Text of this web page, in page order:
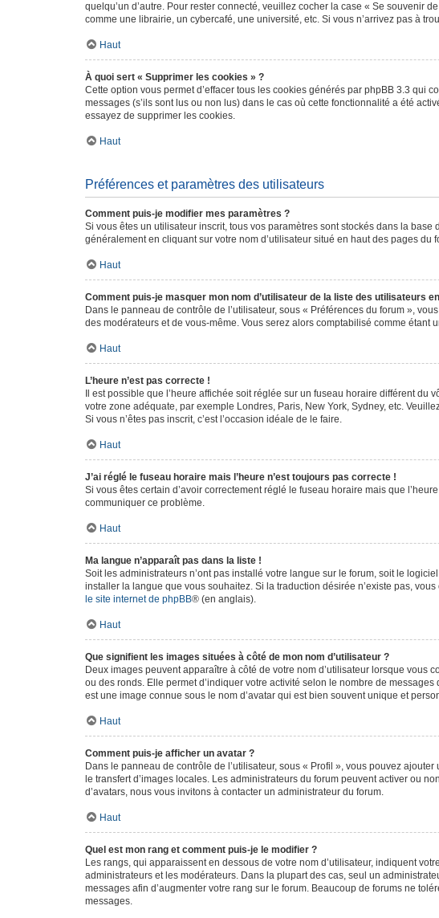
quelqu’un d’autre. Pour rester connecté, veuillez cocher la case « Se souvenir
comme une librairie, un cybercafé, une université, etc. Si vous n’arrivez pas à
Haut
À quoi sert « Supprimer les cookies » ?
Cette option vous permet d’effacer tous les cookies générés par phpBB 3.3 qui
messages (s’ils sont lus ou non lus) dans le cas où cette fonctionnalité a été
essayez de supprimer les cookies.
Haut
Préférences et paramètres des utilisateurs
Comment puis-je modifier mes paramètres ?
Si vous êtes un utilisateur inscrit, tous vos paramètres sont stockés dans la
généralement en cliquant sur votre nom d’utilisateur situé en haut des pages
Haut
Comment puis-je masquer mon nom d’utilisateur de la liste des utilisateurs
Dans le panneau de contrôle de l’utilisateur, sous « Préférences du forum »,
des modérateurs et de vous-même. Vous serez alors comptabilisé comme étant
Haut
L’heure n’est pas correcte !
Il est possible que l’heure affichée soit réglée sur un fuseau horaire différent
votre zone adéquate, par exemple Londres, Paris, New York, Sydney, etc.
Si vous n’êtes pas inscrit, c’est l’occasion idéale de le faire.
Haut
J’ai réglé le fuseau horaire mais l’heure n’est toujours pas correcte !
Si vous êtes certain d’avoir correctement réglé le fuseau horaire mais que
communiquer ce problème.
Haut
Ma langue n’apparaît pas dans la liste !
Soit les administrateurs n’ont pas installé votre langue sur le forum, soit le
installer la langue que vous souhaitez. Si la traduction désirée n’existe pas,
le site internet de phpBB® (en anglais).
Haut
Que signifient les images situées à côté de mon nom d’utilisateur ?
Deux images peuvent apparaître à côté de votre nom d’utilisateur lorsque
ou des ronds. Elle permet d’indiquer votre activité selon le nombre de
est une image connue sous le nom d’avatar qui est bien souvent unique et
Haut
Comment puis-je afficher un avatar ?
Dans le panneau de contrôle de l’utilisateur, sous « Profil », vous pouvez
le transfert d’images locales. Les administrateurs du forum peuvent activer ou
d’avatars, nous vous invitons à contacter un administrateur du forum.
Haut
Quel est mon rang et comment puis-je le modifier ?
Les rangs, qui apparaissent en dessous de votre nom d’utilisateur, indiquent
administrateurs et les modérateurs. Dans la plupart des cas, seul un
messages afin d’augmenter votre rang sur le forum. Beaucoup de forums ne
messages.